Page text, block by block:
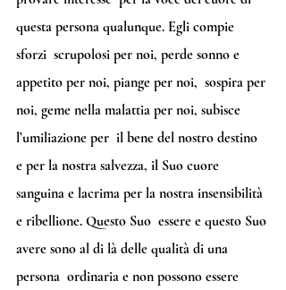
questa persona qualunque. Egli compie
sforzi  scrupolosi per noi, perde sonno e
appetito per noi, piange per noi,  sospira per
noi, geme nella malattia per noi, subisce
l’umiliazione per  il bene del nostro destino
e per la nostra salvezza, il Suo cuore
sanguina e lacrima per la nostra insensibilità
e ribellione. Questo Suo  essere e questo Suo
avere sono al di là delle qualità di una
persona  ordinaria e non possono essere